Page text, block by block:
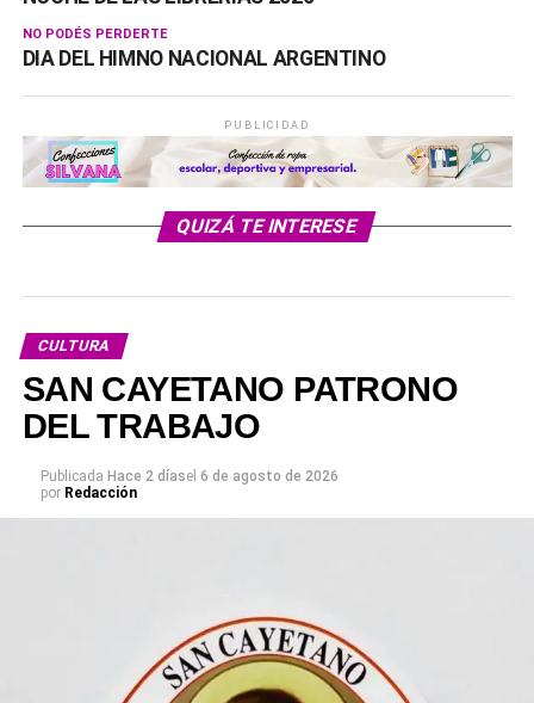
NO PODÉS PERDERTE
DIA DEL HIMNO NACIONAL ARGENTINO
PUBLICIDAD
QUIZÁ TE INTERESE
CULTURA
SAN CAYETANO PATRONO
DEL TRABAJO
Publicada Hace 2 díasel 6 de agosto de 2026
por Redacción